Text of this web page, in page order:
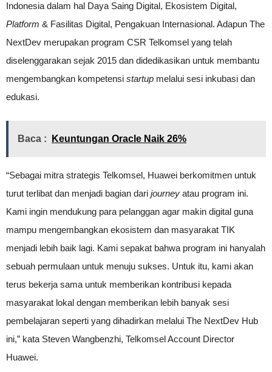
Indonesia dalam hal Daya Saing Digital, Ekosistem Digital,
Platform & Fasilitas Digital, Pengakuan Internasional. Adapun The
NextDev merupakan program CSR Telkomsel yang telah
diselenggarakan sejak 2015 dan didedikasikan untuk membantu
mengembangkan kompetensi startup melalui sesi inkubasi dan
edukasi.
Baca : Keuntungan Oracle Naik 26%
“Sebagai mitra strategis Telkomsel, Huawei berkomitmen untuk
turut terlibat dan menjadi bagian dari journey atau program ini.
Kami ingin mendukung para pelanggan agar makin digital guna
mampu mengembangkan ekosistem dan masyarakat TIK
menjadi lebih baik lagi. Kami sepakat bahwa program ini hanyalah
sebuah permulaan untuk menuju sukses. Untuk itu, kami akan
terus bekerja sama untuk memberikan kontribusi kepada
masyarakat lokal dengan memberikan lebih banyak sesi
pembelajaran seperti yang dihadirkan melalui The NextDev Hub
ini,” kata Steven Wangbenzhi, Telkomsel Account Director
Huawei.